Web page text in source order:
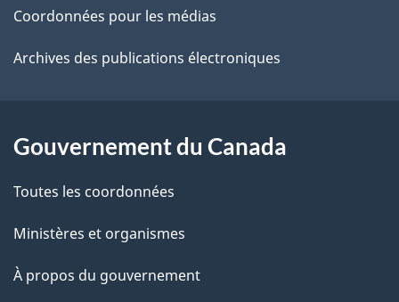
r
a
i
o
s
d
e
a
p
a
g
e
site
Coordonnées pour les médias
Archives des publications électroniques
Gouvernement du Canada
Toutes les coordonnées
Ministères et organismes
À propos du gouvernement